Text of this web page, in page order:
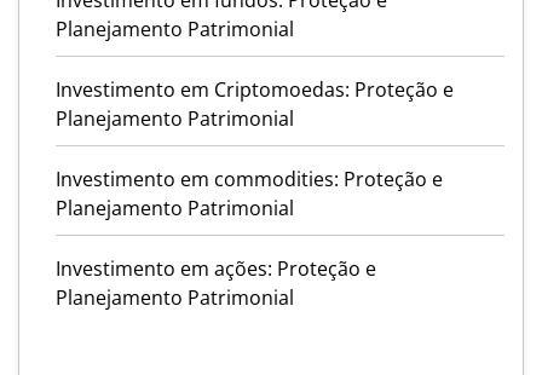
Planejamento Patrimonial
Investimento em Criptomoedas: Proteção e
Planejamento Patrimonial
Investimento em commodities: Proteção e
Planejamento Patrimonial
Investimento em ações: Proteção e
Planejamento Patrimonial